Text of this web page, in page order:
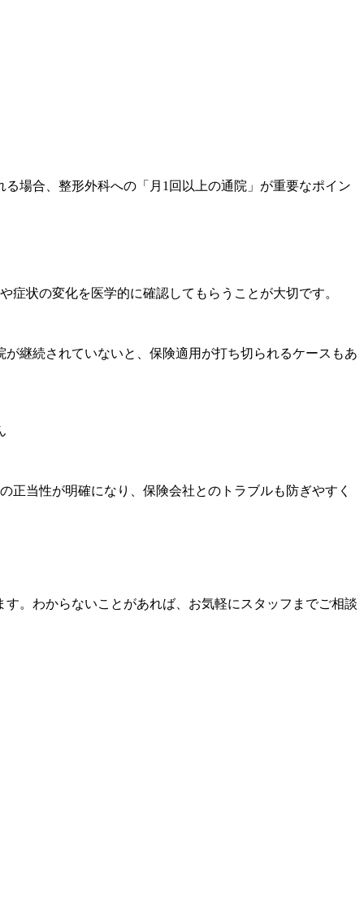
場合、整形外科への「月1回以上の通院」が重要なポイン
状の変化を医学的に確認してもらうことが大切です。
継続されていないと、保険適用が打ち切られるケースもあ
当性が明確になり、保険会社とのトラブルも防ぎやすく
。わからないことがあれば、お気軽にスタッフまでご相談